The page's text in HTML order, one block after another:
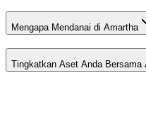
Mengapa Mendanai di Amartha
Tingkatkan Aset Anda Bersama